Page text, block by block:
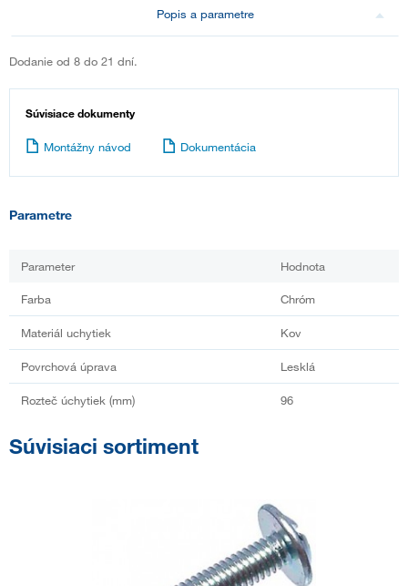
Popis a parametre
Dodanie od 8 do 21 dní.
Súvisiace dokumenty
Montážny návod Dokumentácia
Parametre
Parameter Hodnota
Farba Chróm
Materiál uchytiek Kov
Povrchová úprava Lesklá
Rozteč úchytiek (mm) 96
Súvisiaci sortiment